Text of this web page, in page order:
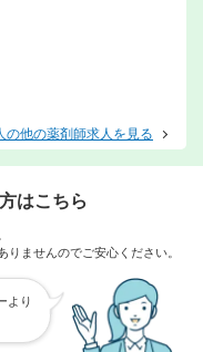
の他の薬剤師求人を見る
はこちら
ませんのでご安心ください。
より